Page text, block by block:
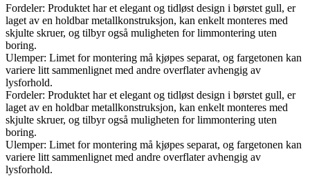
Fordeler: Produktet har et elegant og tidløst design i børstet gull, er
laget av en holdbar metallkonstruksjon, kan enkelt monteres med
skjulte skruer, og tilbyr også muligheten for limmontering uten
boring.
Ulemper: Limet for montering må kjøpes separat, og fargetonen kan
variere litt sammenlignet med andre overflater avhengig av
lysforhold.
Fordeler: Produktet har et elegant og tidløst design i børstet gull, er
laget av en holdbar metallkonstruksjon, kan enkelt monteres med
skjulte skruer, og tilbyr også muligheten for limmontering uten
boring.
Ulemper: Limet for montering må kjøpes separat, og fargetonen kan
variere litt sammenlignet med andre overflater avhengig av
lysforhold.